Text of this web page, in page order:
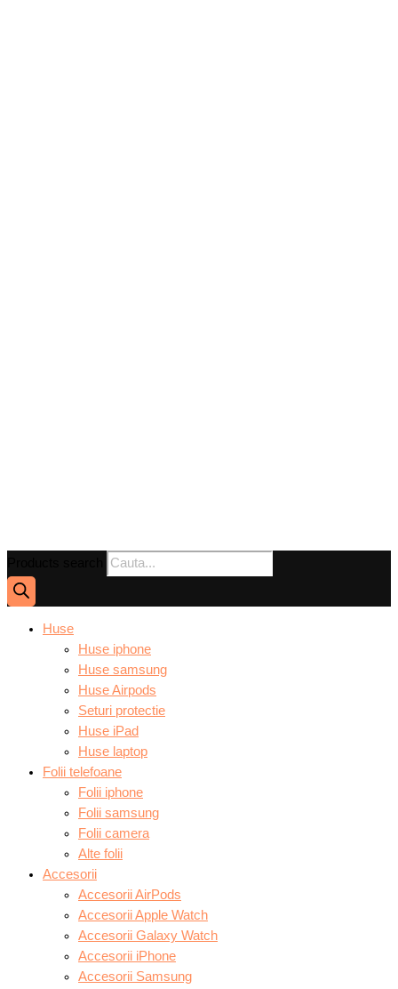
Huse
Huse iphone
Huse samsung
Huse Airpods
Seturi protectie
Huse iPad
Huse laptop
Folii telefoane
Folii iphone
Folii samsung
Folii camera
Alte folii
Accesorii
Accesorii AirPods
Accesorii Apple Watch
Accesorii Galaxy Watch
Accesorii iPhone
Accesorii Samsung